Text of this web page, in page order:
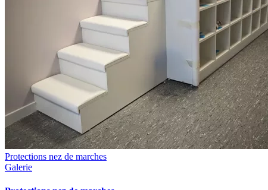
Protections nez de marches
Galerie